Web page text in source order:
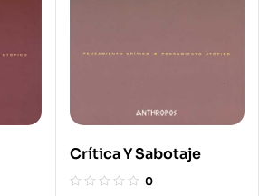
Crítica Y Sabotaje
0